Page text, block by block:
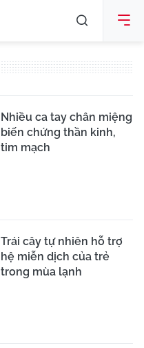
Nhiều ca tay chân miệng
biến chứng thần kinh,
tim mạch
Trái cây tự nhiên hỗ trợ
hệ miễn dịch của trẻ
trong mùa lạnh